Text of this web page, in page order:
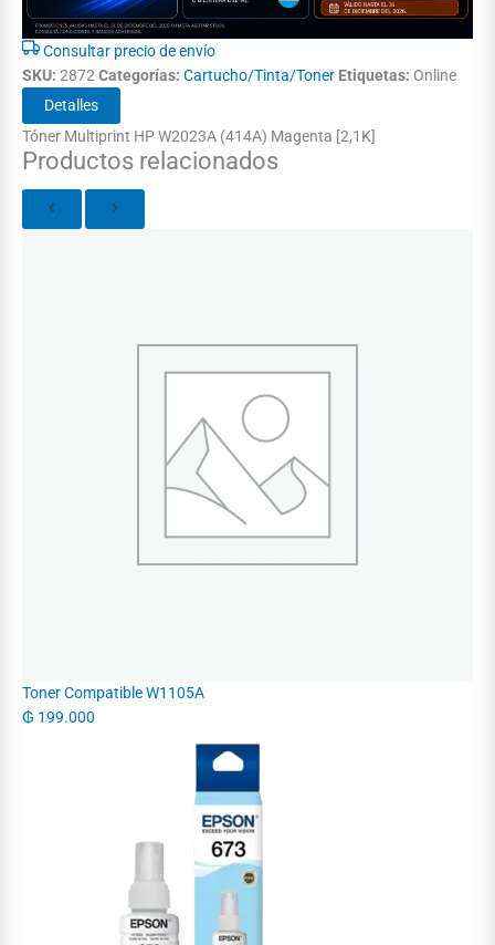
Consultar precio de envío
SKU: 2872 Categorías: Cartucho/Tinta/Toner Etiquetas: Online
Detalles
Tóner Multiprint HP W2023A (414A) Magenta [2,1K]
Productos relacionados
Toner Compatible W1105A
₲ 199.000